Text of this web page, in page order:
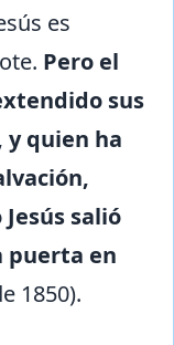
es
Pero el
sus
quien ha
salió
puerta en
1850).